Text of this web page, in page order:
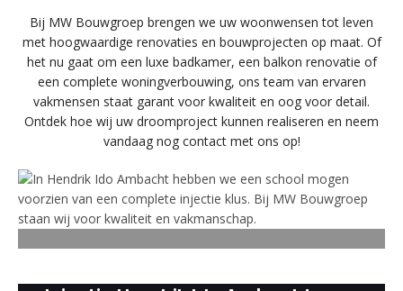
Bij MW Bouwgroep brengen we uw woonwensen tot leven
met hoogwaardige renovaties en bouwprojecten op maat. Of
het nu gaat om een luxe badkamer, een balkon renovatie of
een complete woningverbouwing, ons team van ervaren
vakmensen staat garant voor kwaliteit en oog voor detail.
Ontdek hoe wij uw droomproject kunnen realiseren en neem
vandaag nog contact met ons op!